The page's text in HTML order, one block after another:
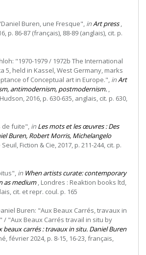
Buren, une Fresque", inArt press,
p. 86-87 (français), 88-89 (anglais), cit. p.
"1970-1979 / 1972b The International
5, held in Kassel, West Germany, marks
of Conceptual art in Europe.", inArt
antimodernism, postmodernism. ,
2016, p. 630-635, anglais, cit. p. 630,
de fuite", in Les mots et les œuvres : Des
Buren, Robert Morris, Michelangelo
Fiction & Cie, 2017, p. 211-244, cit. p.
in When artists curate: contemporary
as medium, Londres : Reaktion books ltd,
cit. et repr. coul. p. 165
Buren: "Aux Beaux Carrés, travaux in
/ "Aux Beaux Carrés travail in situ by
beaux carrés : travaux in situ. Daniel Buren
février 2024, p. 8-15, 16-23, français,